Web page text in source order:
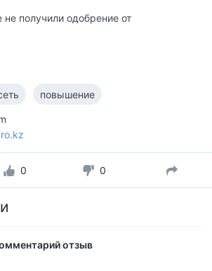
получили одобрение от
повышение
0 0
отзыв